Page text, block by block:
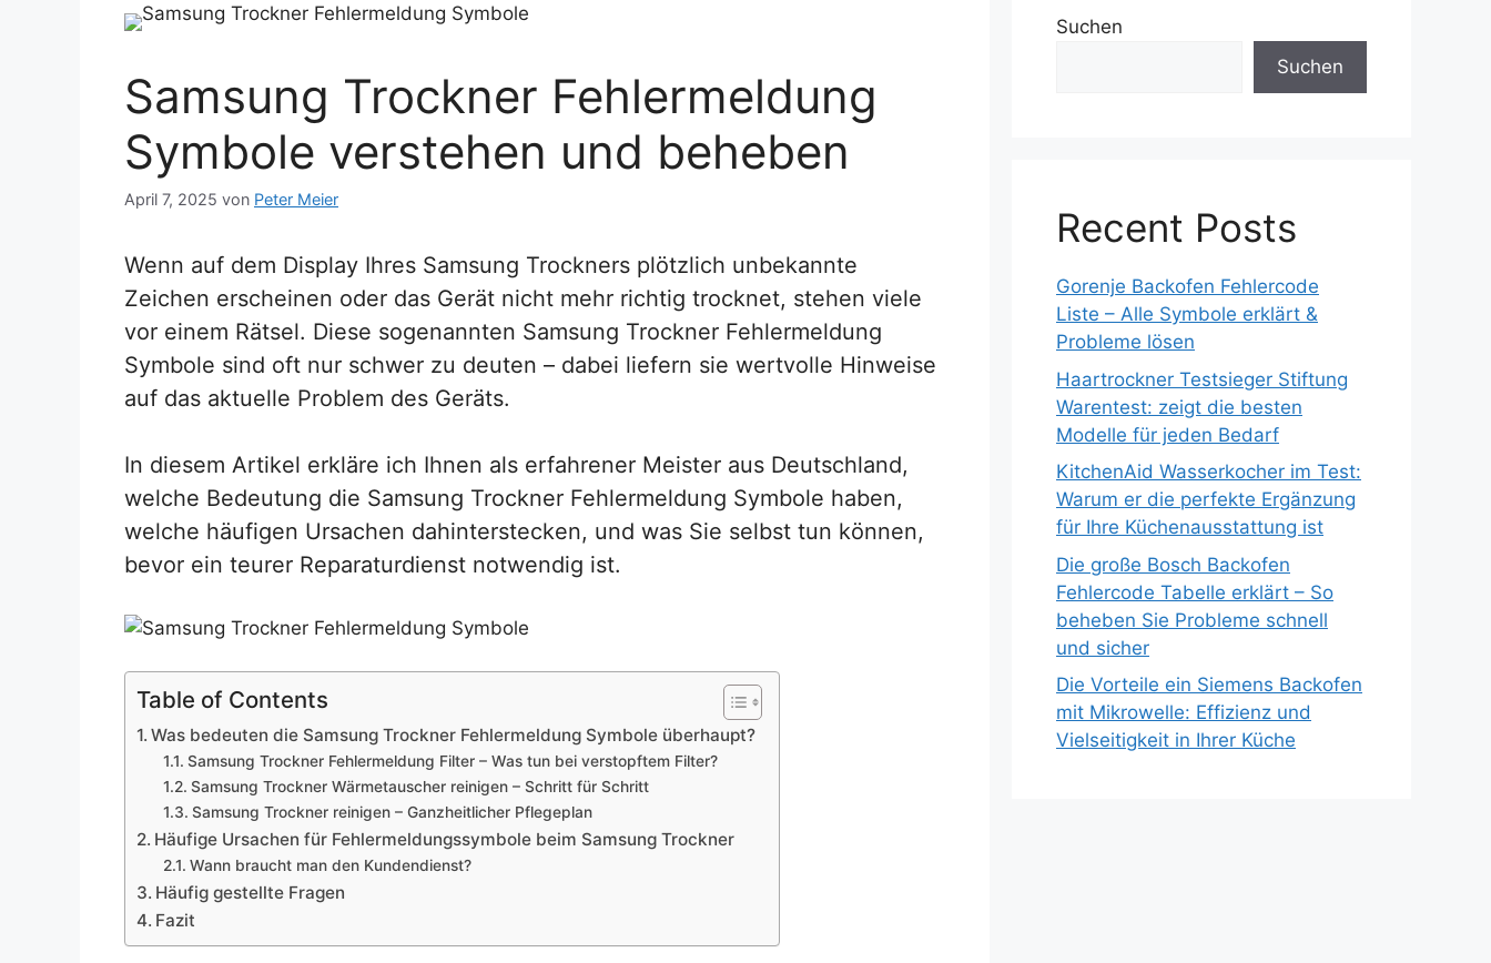
Samsung Trockner Fehlermeldung
Symbole verstehen und beheben
April 7, 2025 von Peter Meier
Wenn auf dem Display Ihres Samsung Trockners plötzlich unbekannte
Zeichen erscheinen oder das Gerät nicht mehr richtig trocknet, stehen viele
vor einem Rätsel. Diese sogenannten Samsung Trockner Fehlermeldung
Symbole sind oft nur schwer zu deuten – dabei liefern sie wertvolle Hinweise
auf das aktuelle Problem des Geräts.
In diesem Artikel erkläre ich Ihnen als erfahrener Meister aus Deutschland,
welche Bedeutung die Samsung Trockner Fehlermeldung Symbole haben,
welche häufigen Ursachen dahinterstecken, und was Sie selbst tun können,
bevor ein teurer Reparaturdienst notwendig ist.
Table of Contents
Was bedeuten die Samsung Trockner Fehlermeldung Symbole überhaupt?
Samsung Trockner Fehlermeldung Filter – Was tun bei verstopftem Filter?
Samsung Trockner Wärmetauscher reinigen – Schritt für Schritt
Samsung Trockner reinigen – Ganzheitlicher Pflegeplan
Häufige Ursachen für Fehlermeldungssymbole beim Samsung Trockner
Wann braucht man den Kundendienst?
Häufig gestellte Fragen
Fazit
Suchen
Suchen
Recent Posts
Gorenje Backofen Fehlercode
Liste – Alle Symbole erklärt &
Probleme lösen
Haartrockner Testsieger Stiftung
Warentest: zeigt die besten
Modelle für jeden Bedarf
KitchenAid Wasserkocher im Test:
Warum er die perfekte Ergänzung
für Ihre Küchenausstattung ist
Die große Bosch Backofen
Fehlercode Tabelle erklärt – So
beheben Sie Probleme schnell
und sicher
Die Vorteile ein Siemens Backofen
mit Mikrowelle: Effizienz und
Vielseitigkeit in Ihrer Küche